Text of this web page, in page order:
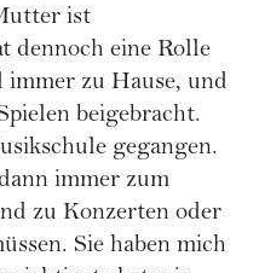
ist
dennoch eine Rolle
zu Hause, und
beigebracht.
gegangen.
immer zum
zu Konzerten oder
Sie haben mich